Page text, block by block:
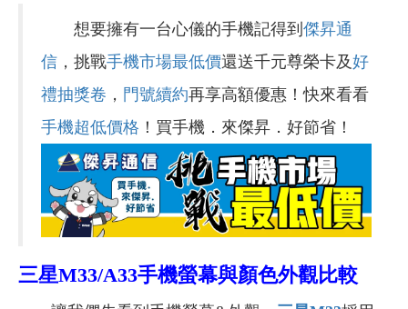
想要擁有一台心儀的手機記得到 傑昇通
信 ，挑戰手機市場最低價還送千元尊榮卡及好
禮抽獎卷 ， 門號續約再享高額優惠！快來看看
手機超低價格 ！買手機．來傑昇．好節省！
三星M33/A33手機螢幕與顏色外觀比較